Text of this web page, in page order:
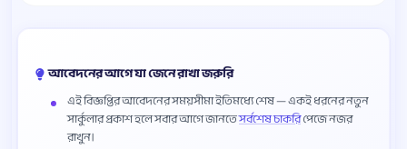
আবেদনের আগে যা জেনে রাখা জরুরি
এই বিজ্ঞপ্তির আবেদনের সময়সীমা ইতিমধ্যে শেষ — একই ধরনের নতুন
সার্কুলার প্রকাশ হলে সবার আগে জানতেসর্বশেষ চাকরিপেজে নজর
রাখুন।